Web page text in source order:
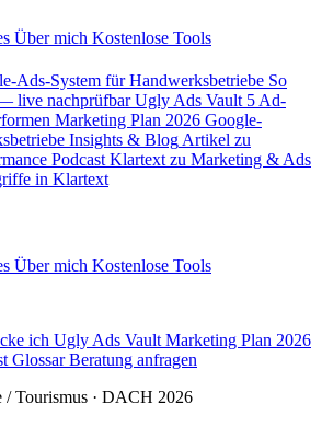
Über mich Kostenlose Tools
Ads-System für Handwerksbetriebe So
live nachprüfbar Ugly Ads Vault 5 Ad-
Marketing Plan 2026 Google-
Insights & Blog Artikel zu
Podcast Klartext zu Marketing & Ads
in Klartext
Über mich Kostenlose Tools
ich Ugly Ads Vault Marketing Plan 2026
GlossarBeratung anfragen
/ Tourismus · DACH 2026